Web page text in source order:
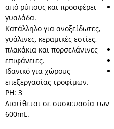
από ρύπους και προσφέρει
γυαλάδα.
Κατάλληλο για ανοξείδωτες,
γυάλινες, κεραμικές εστίες,
πλακάκια και πορσελάνινες
επιφάνειες.
Ιδανικό για χώρους
επεξεργασίας τροφίμων.
PH: 3
Διατίθεται σε συσκευασία των
600mL.